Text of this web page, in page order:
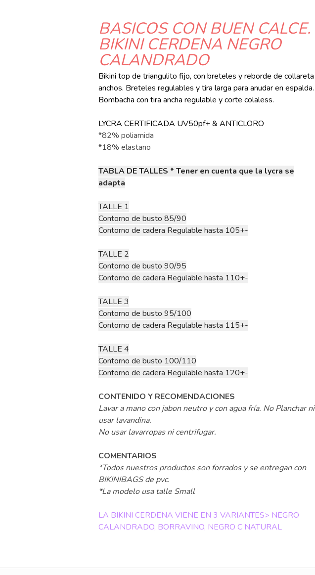
BASICOS CON BUEN CALCE.
BIKINI CERDENA NEGRO
CALANDRADO
Bikini top de triangulito fijo, con breteles y reborde de collareta
anchos. Breteles regulables y tira larga para anudar en espalda.
Bombacha con tira ancha regulable y corte colaless.
LYCRA CERTIFICADA UV50pf+ & ANTICLORO
*82% poliamida
*18% elastano
TABLA DE TALLES * Tener en cuenta que la lycra se
adapta
TALLE 1
Contorno de busto 85/90
Contorno de cadera Regulable hasta 105+-
TALLE 2
Contorno de busto 90/95
Contorno de cadera Regulable hasta 110+-
TALLE 3
Contorno de busto 95/100
Contorno de cadera Regulable hasta 115+-
TALLE 4
Contorno de busto 100/110
Contorno de cadera Regulable hasta 120+-
CONTENIDO Y RECOMENDACIONES
Lavar a mano con jabon neutro y con agua fría. No Planchar ni
usar lavandina.
No usar lavarropas ni centrifugar.
COMENTARIOS
*Todos nuestros productos son forrados y se entregan con
BIKINIBAGS de pvc.
*La modelo usa talle Small
LA BIKINI CERDENA VIENE EN 3 VARIANTES> NEGRO
CALANDRADO, BORRAVINO, NEGRO C NATURAL